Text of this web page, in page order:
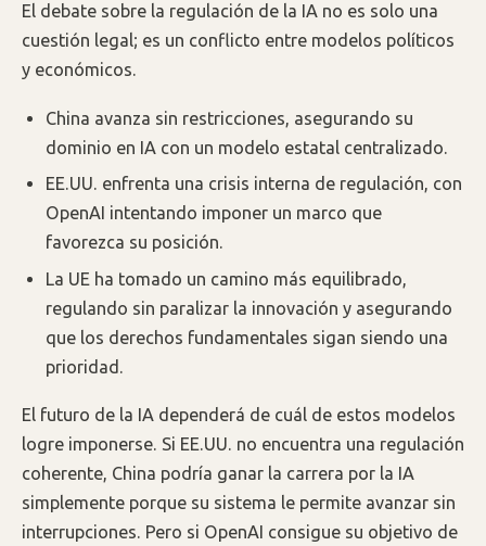
El debate sobre la regulación de la IA no es solo una
cuestión legal; es un conflicto entre modelos políticos
y económicos.
China avanza sin restricciones, asegurando su
dominio en IA con un modelo estatal centralizado.
EE.UU. enfrenta una crisis interna de regulación, con
OpenAI intentando imponer un marco que
favorezca su posición.
La UE ha tomado un camino más equilibrado,
regulando sin paralizar la innovación y asegurando
que los derechos fundamentales sigan siendo una
prioridad.
El futuro de la IA dependerá de cuál de estos modelos
logre imponerse. Si EE.UU. no encuentra una regulación
coherente, China podría ganar la carrera por la IA
simplemente porque su sistema le permite avanzar sin
interrupciones. Pero si OpenAI consigue su objetivo de